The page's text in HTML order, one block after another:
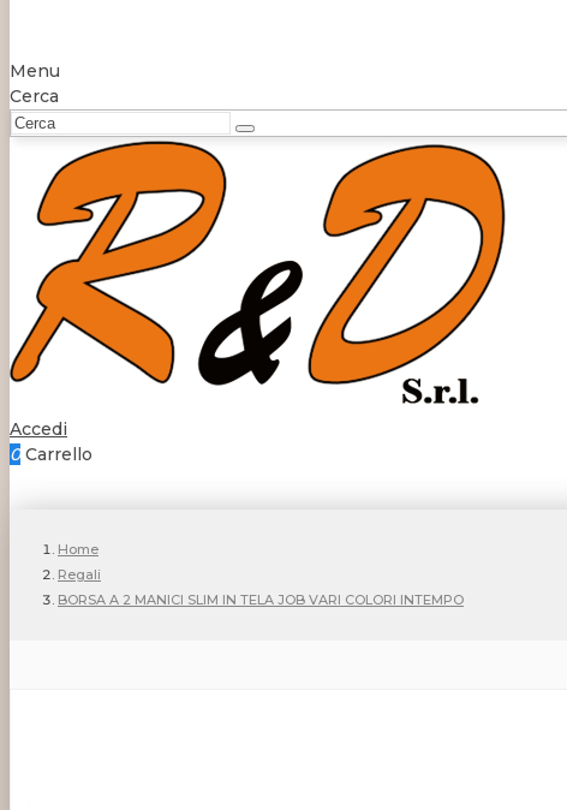
Menu
Cerca
Accedi
0 Carrello
Home
Regali
BORSA A 2 MANICI SLIM IN TELA JOB VARI COLORI INTEMPO